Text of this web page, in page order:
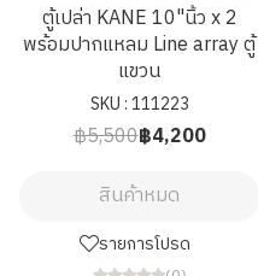
ตู้เปล่า KANE 10"นิ้ว x 2
พร้อมปากแหลม Line array ตู้
แขวน
SKU : 111223
฿5,500฿4,200
สินค้าหมด
รายการโปรด